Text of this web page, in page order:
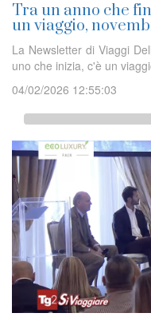
Tra un anno che
un viaggio,
La Newsletter di Viaggi
uno che inizia, c'è un
04/02/2026 12:55:03